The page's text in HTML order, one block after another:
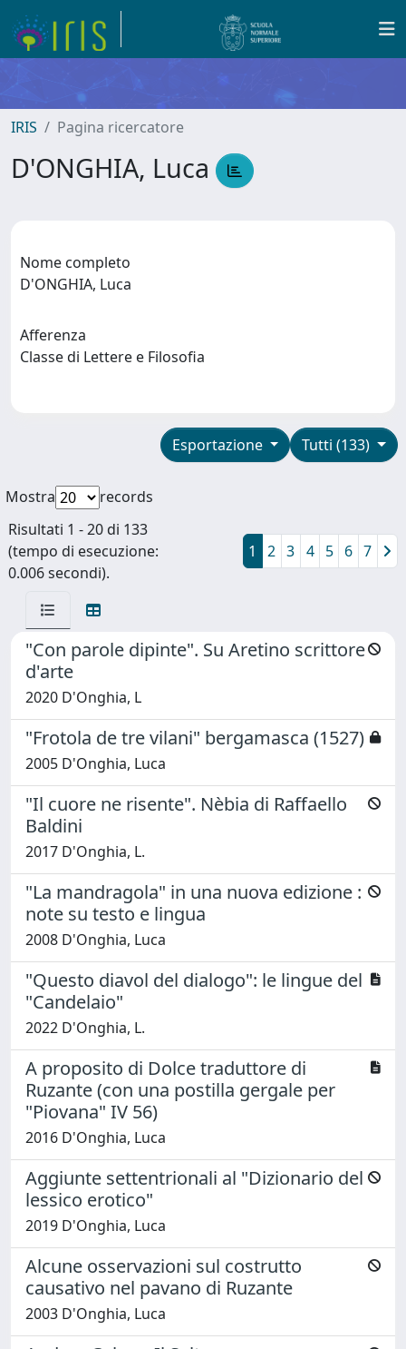
IRIS Pagina ricercatore
D'ONGHIA, Luca
Nome completo
D'ONGHIA, Luca
Afferenza
Classe di Lettere e Filosofia
Tutti (133)
Esportazione
Mostra
records
Risultati 1 - 20 di 133
(tempo di esecuzione:
0.006 secondi).
1 2 3 4 5 6 7
"Con parole dipinte". Su Aretino scrittore
d'arte
2020 D'Onghia, L
"Frotola de tre vilani" bergamasca (1527)
2005 D'Onghia, Luca
"Il cuore ne risente". Nèbia di Raffaello
Baldini
2017 D'Onghia, L.
"La mandragola" in una nuova edizione :
note su testo e lingua
2008 D'Onghia, Luca
"Questo diavol del dialogo": le lingue del
"Candelaio"
2022 D'Onghia, L.
A proposito di Dolce traduttore di
Ruzante (con una postilla gergale per
"Piovana" IV 56)
2016 D'Onghia, Luca
Aggiunte settentrionali al "Dizionario del
lessico erotico"
2019 D'Onghia, Luca
Alcune osservazioni sul costrutto
causativo nel pavano di Ruzante
2003 D'Onghia, Luca